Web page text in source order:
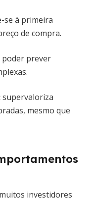
se à primeira
de compra.
poder prever
supervaloriza
mesmo que
investidores